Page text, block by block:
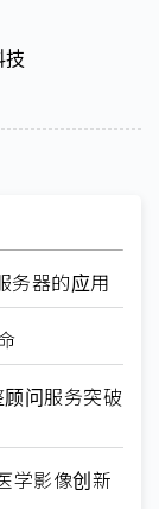
技
务器的应用
问服务突破
学影像创新